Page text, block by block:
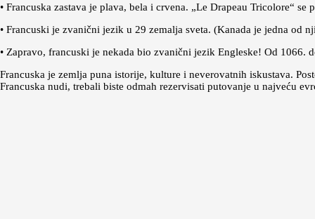
• Francuska zastava je plava, bela i crvena. „Le Drapeau Tricolore“ se
• Francuski je zvanični jezik u 29 zemalja sveta. (Kanada je jedna od
• Zapravo, francuski je nekada bio zvanični jezik Engleske! Od 1066.
Francuska je zemlja puna istorije, kulture i neverovatnih iskustava.
Francuska nudi, trebali biste odmah rezervisati putovanje u najveću